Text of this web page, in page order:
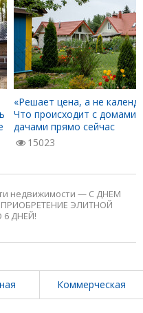
«Решает цена, а не
Что происходит с домами
дачами прямо сейчас
15023
недвижимости — С ДНЕМ
ЭЛИТНОЙ
ДНЕЙ!
Коммерческая